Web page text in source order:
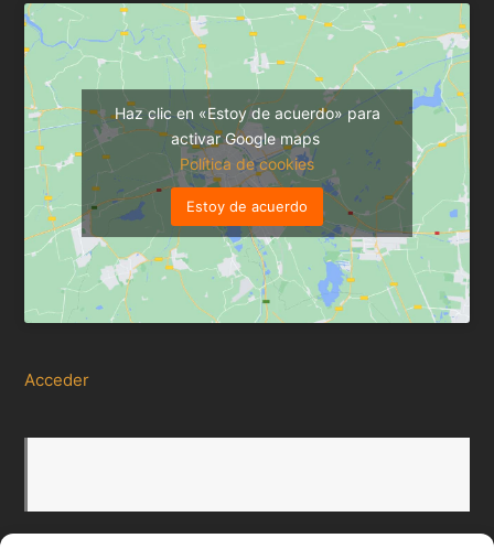
Haz clic en «Estoy de acuerdo» para
activar Google maps
Política de cookies
Estoy de acuerdo
Acceder